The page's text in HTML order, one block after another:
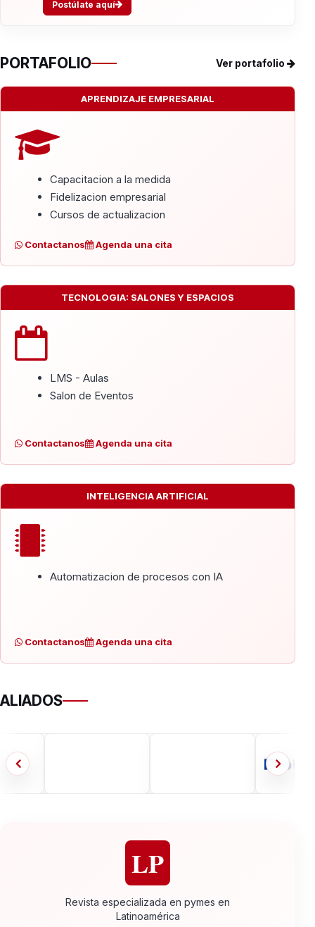
Postúlate aquí
PORTAFOLIO Ver portafolio
APRENDIZAJE EMPRESARIAL
Capacitacion a la medida
Fidelizacion empresarial
Cursos de actualizacion
Contactanos Agenda una cita
TECNOLOGIA: SALONES Y ESPACIOS
LMS - Aulas
Salon de Eventos
Contactanos Agenda una cita
INTELIGENCIA ARTIFICIAL
Automatizacion de procesos con IA
Contactanos Agenda una cita
ALIADOS
LP
Revista especializada en pymes en
Latinoamérica